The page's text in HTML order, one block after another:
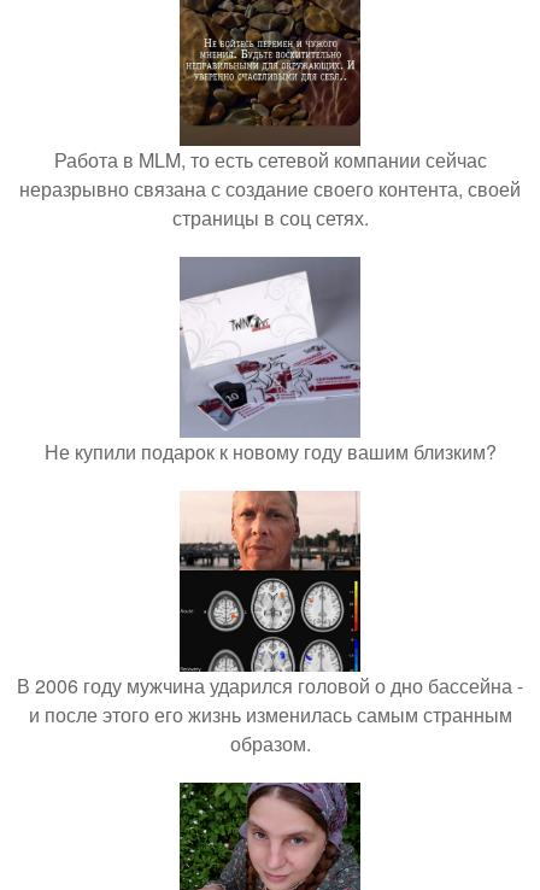
Работа в MLM, то есть сетевой компании сейчас
неразрывно связана с создание своего контента, своей
страницы в соц сетях.
Не купили подарок к новому году вашим близким?
В 2006 году мужчина ударился головой о дно бассейна -
и после этого его жизнь изменилась самым странным
образом.